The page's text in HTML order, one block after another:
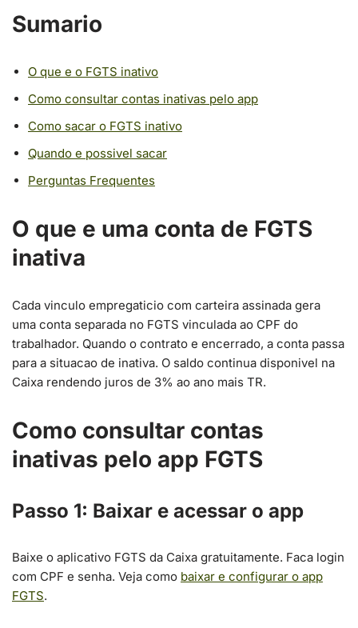
Sumario
O que e o FGTS inativo
Como consultar contas inativas pelo app
Como sacar o FGTS inativo
Quando e possivel sacar
Perguntas Frequentes
O que e uma conta de FGTS
inativa
Cada vinculo empregaticio com carteira assinada gera
uma conta separada no FGTS vinculada ao CPF do
trabalhador. Quando o contrato e encerrado, a conta passa
para a situacao de inativa. O saldo continua disponivel na
Caixa rendendo juros de 3% ao ano mais TR.
Como consultar contas
inativas pelo app FGTS
Passo 1: Baixar e acessar o app
Baixe o aplicativo FGTS da Caixa gratuitamente. Faca login
com CPF e senha. Veja como baixar e configurar o app
FGTS.